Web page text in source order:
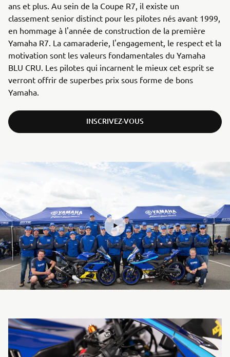
ans et plus. Au sein de la Coupe R7, il existe un
classement senior distinct pour les pilotes nés avant 1999,
en hommage à l'année de construction de la première
Yamaha R7. La camaraderie, l'engagement, le respect et la
motivation sont les valeurs fondamentales du Yamaha
BLU CRU. Les pilotes qui incarnent le mieux cet esprit se
verront offrir de superbes prix sous forme de bons
Yamaha.
INSCRIVEZ-VOUS